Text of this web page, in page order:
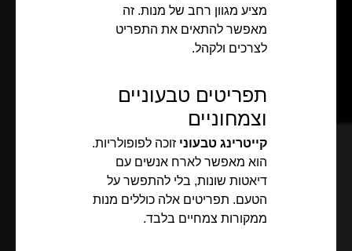
מציע מגוון רחב של מנות. זה
מאפשר להתאים את התפריט
לצרכים ולקהל.
תפריטים טבעוניים
וצמחוניים
קייטרינג טבעוני זוכה לפופולריות.
הוא מאפשר לארח אנשים עם
דיאטות שונות, בלי להתפשר על
הטעם. תפריטים אלה כוללים מנות
ממקורות צמחיים בלבד.